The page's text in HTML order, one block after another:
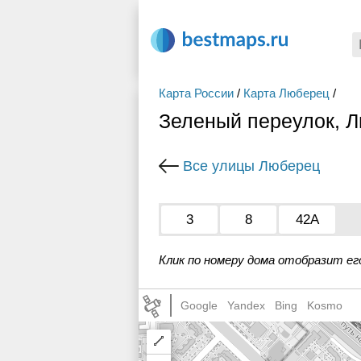
Карта России / Карта Люберец /
Зеленый переулок,
Все улицы Люберец
3 8 42А
Клик по номеру дома отобразит
Google Yandex Bing Kosmo
Draw